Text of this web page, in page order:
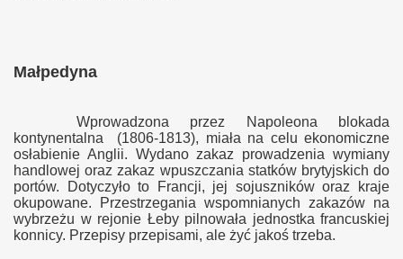
Małpedyna
Wprowadzona przez Napoleona blokada
kontynentalna (1806-1813), miała na celu ekonomiczne
osłabienie Anglii. Wydano zakaz prowadzenia wymiany
handlowej oraz zakaz wpuszczania statków brytyjskich do
portów. Dotyczyło to Francji, jej sojuszników oraz kraje
okupowane. Przestrzegania wspomnianych zakazów na
wybrzeżu w rejonie Łeby pilnowała jednostka francuskiej
konnicy. Przepisy przepisami, ale żyć jakoś trzeba.